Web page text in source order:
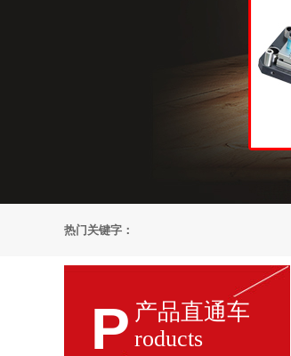
热门关键字：
P 产品直通车
roducts